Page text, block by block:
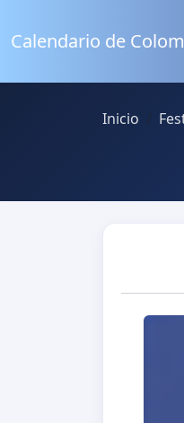
Calendario de
Inicio